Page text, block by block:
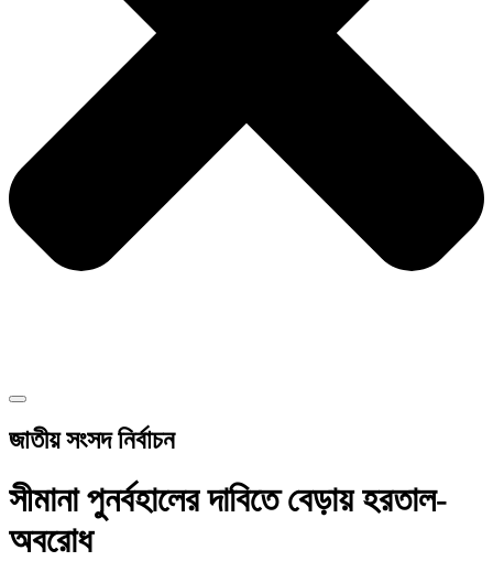
জাতীয় সংসদ নির্বাচন
সীমানা পুনর্বহালের দাবিতে বেড়ায় হরতাল-
অবরোধ